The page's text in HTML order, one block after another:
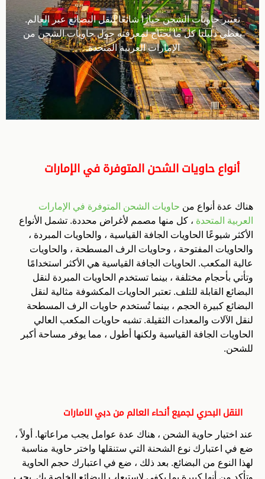
تعتبر حاويات الشحن خيارًا شائعًا لنقل البضائع عبر العالم.
يغطي دليلنا كل ما تحتاج لمعرفته حول حاويات الشحن من
الإمارات العربية المتحدة.
أنواع حاويات الشحن المتوفرة في الإمارات
هناك عدة أنواع من حاويات الشحن المتوفرة في الإمارات
العربية المتحدة ، كل منها مصمم لأغراض محددة. تشمل الأنواع
الأكثر شيوعًا الحاويات الجافة القياسية ، والحاويات المبردة ،
والحاويات المفتوحة ، وحاويات الرف المسطحة ، والحاويات
عالية المكعب. الحاويات الجافة القياسية هي الأكثر استخدامًا
وتأتي بأحجام مختلفة ، بينما تستخدم الحاويات المبردة لنقل
البضائع القابلة للتلف. تعتبر الحاويات المكشوفة مثالية لنقل
البضائع كبيرة الحجم ، بينما تُستخدم حاويات الرف المسطحة
لنقل الآلات والمعدات الثقيلة. تشبه حاويات المكعب العالي
الحاويات الجافة القياسية ولكنها أطول ، مما يوفر مساحة أكبر
للشحن.
النقل البحري لجميع أنحاء العالم من دبي الامارات
عند اختيار حاوية الشحن ، هناك عدة عوامل يجب مراعاتها. أولاً ،
ضع في اعتبارك نوع الشحنة التي ستنقلها واختر حاوية مناسبة
لهذا النوع من البضائع. بعد ذلك ، ضع في اعتبارك حجم الحاوية
وتأكد من أنها كبيرة بما يكفي لاستيعاب البضائع الخاصة بك. يجب